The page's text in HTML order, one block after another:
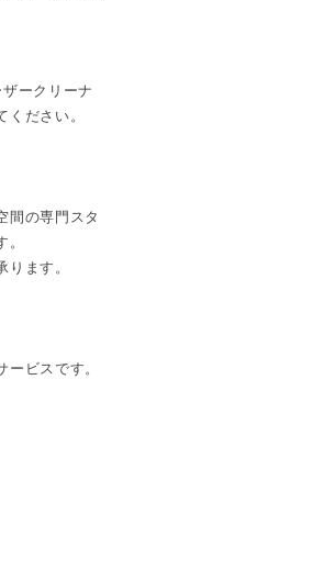
ークリーナ
ださい。
間の専門スタ
ます。
ビスです。